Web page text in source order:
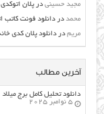
مجید حسینی درپلان
محمد دردانلود فونت کاتب
مریم دردانلود پلان کدی
آخرین مطالب
دانلود تحلیل کامل برج میلاد
5 نوامبر 2025